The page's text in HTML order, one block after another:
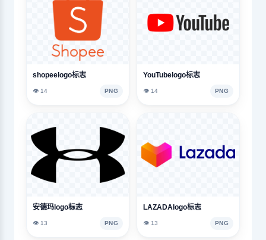
shopeelogo标志
👁️ 14 PNG
YouTubelogo标志
👁️ 14 PNG
安德玛logo标志
👁️ 13 PNG
LAZADAlogo标志
👁️ 13 PNG